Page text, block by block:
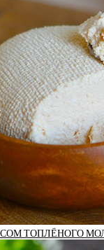
ТОПЛЁНОГО